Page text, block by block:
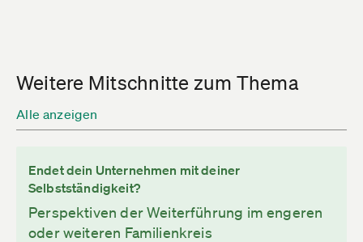
Weitere Mitschnitte zum Thema
Alle anzeigen
Endet dein Unternehmen mit deiner
Selbstständigkeit?
Perspektiven der Weiterführung im engeren
oder weiteren Familienkreis